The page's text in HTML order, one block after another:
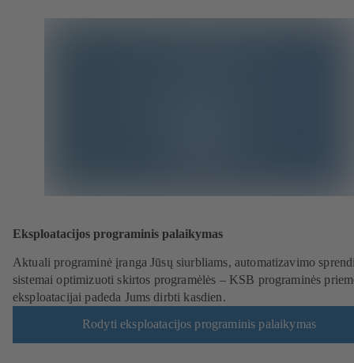
Eksploatacijos programinis palaikymas
Aktuali programinė įranga Jūsų siurbliams, automatizavimo
sistemai optimizuoti skirtos programėlės – KSB programinės
eksploatacijai padeda Jums dirbti kasdien.
Rodyti eksploatacijos programinis palaikymas